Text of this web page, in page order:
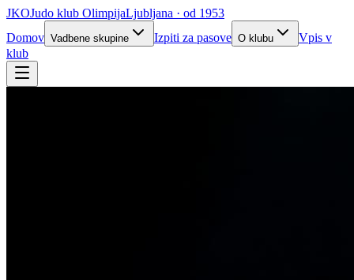
JKOJudo klub OlimpijaLjubljana · od 1953
Domov Vadbene skupine Izpiti za pasove O klubu
Vpis v
klub